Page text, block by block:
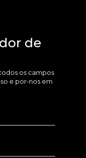
de
os campos
e por-nos em